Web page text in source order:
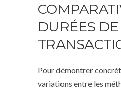
DURÉES DE
Pour démontrer
variations entre les